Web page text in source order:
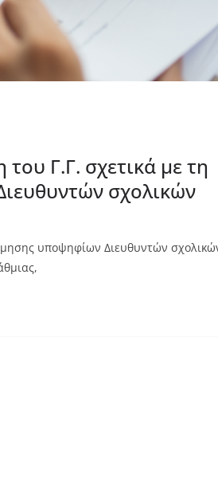
Γ.Γ. σχετικά με τη
σχολικών
υποψηφίων Διευθυντών